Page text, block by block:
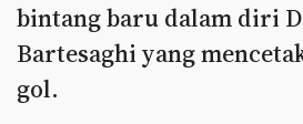
bintang baru dalam diri
Bartesaghi yang
gol.